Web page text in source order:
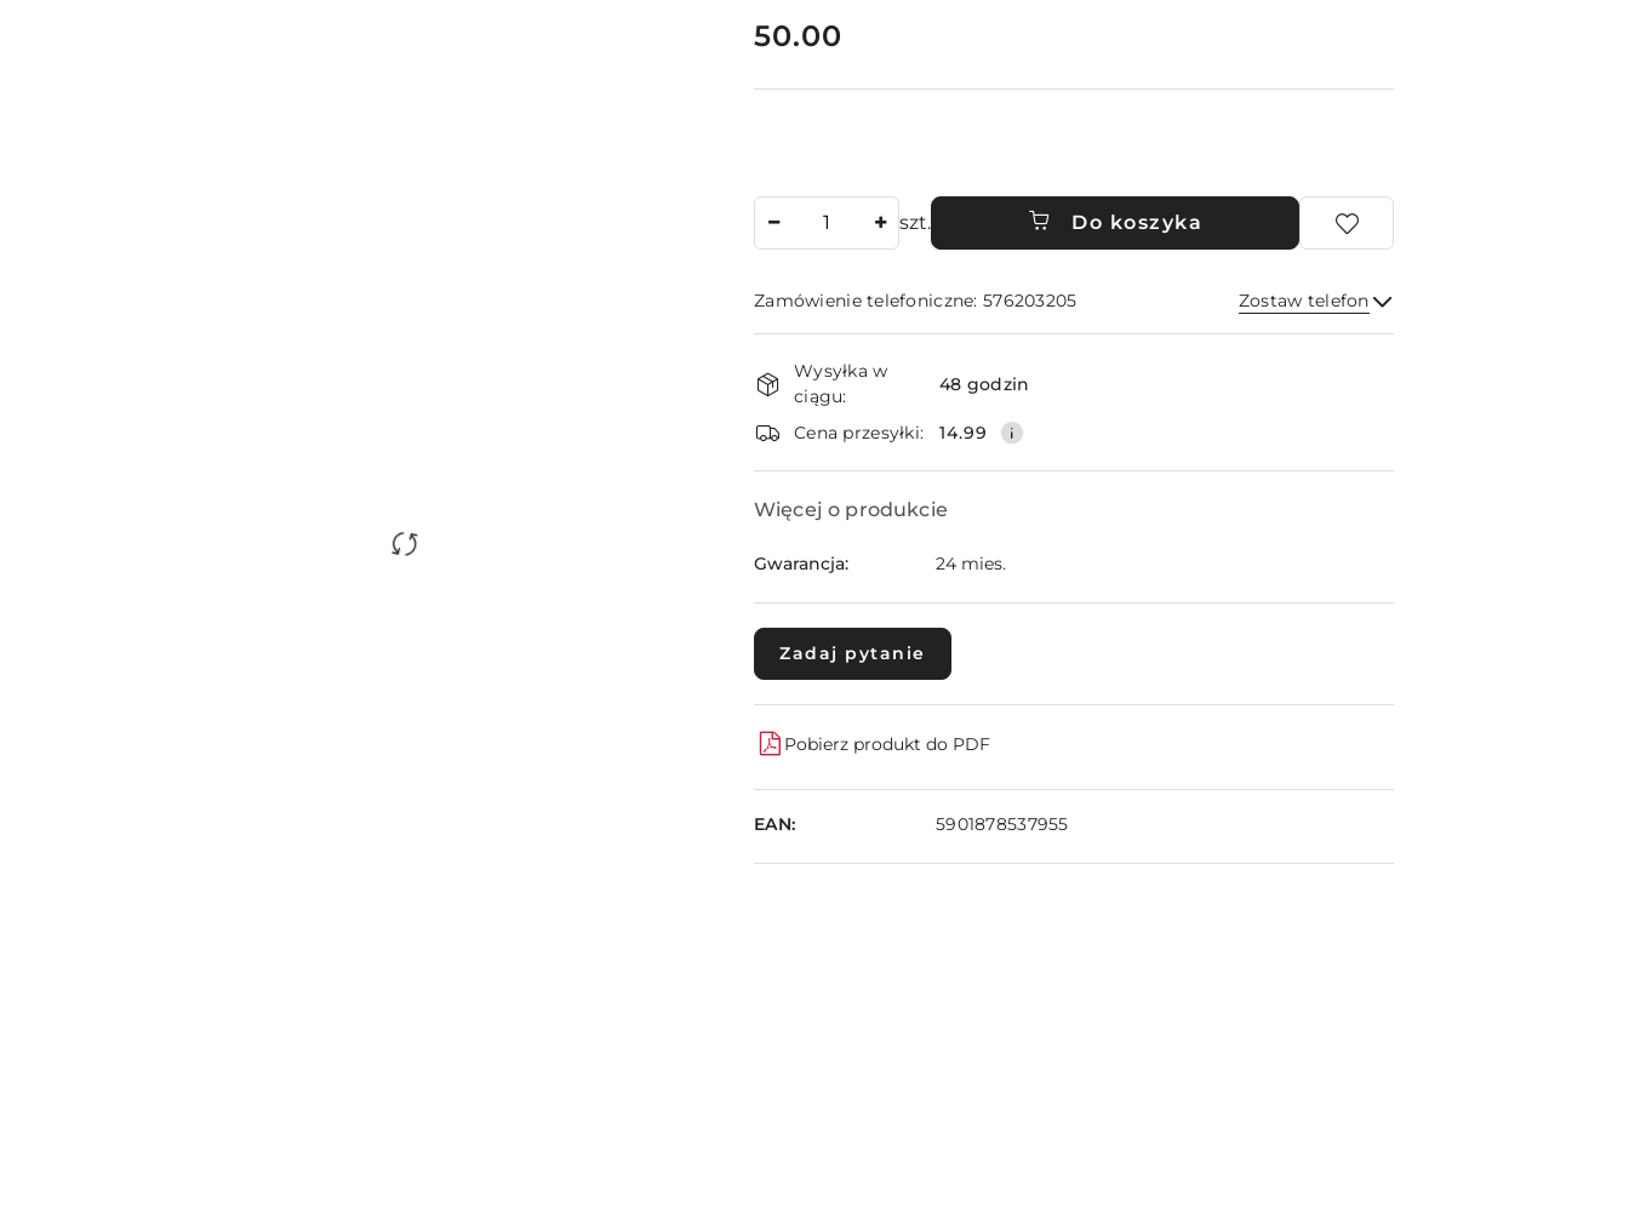
cena:
50.00
szt. Do koszyka
Zamówienie telefoniczne: 576203205 Zostaw telefon
Wyślij
Dostępność
i
dostawa
Wysyłka w
ciągu:
48 godzin
Cena przesyłki: 14.99
Więcej o produkcie
Gwarancja: 24 mies.
Zadaj pytanie
Pobierz produkt do PDF
EAN: 5901878537955